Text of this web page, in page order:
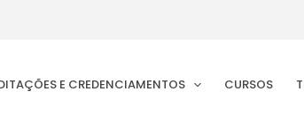
E CREDENCIAMENTOS CURSOS